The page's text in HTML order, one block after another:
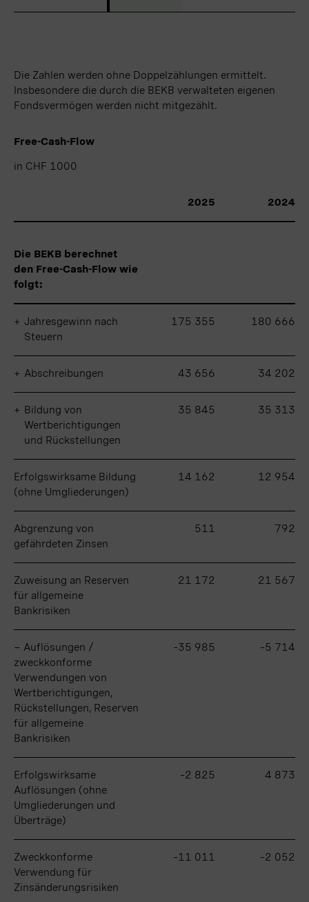
Die Zahlen werden ohne Doppelzählungen ermittelt.
Insbesondere die durch die BEKB verwalteten eigenen
Fondsvermögen werden nicht mitgezählt.
Free-Cash-Flow
in CHF 1000
2025 2024
Die BEKB berechnet
den Free-Cash-Flow wie
folgt:
+ Jahresgewinn nach
Steuern
175 355 180 666
+ Abschreibungen 43 656 34 202
+ Bildung von
Wertberichtigungen
und Rückstellungen
35 845 35 313
Erfolgswirksame Bildung
(ohne Umgliederungen)
14 162 12 954
Abgrenzung von
gefährdeten Zinsen
511 792
Zuweisung an Reserven
für allgemeine
Bankrisiken
21 172 21 567
− Auflösungen /
zweckkonforme
Verwendungen von
Wertberichtigungen,
Rückstellungen, Reserven
für allgemeine
Bankrisiken
–35 985 –5 714
Erfolgswirksame
Auflösungen (ohne
Umgliederungen und
Überträge)
–2 825 4 873
Zweckkonforme
Verwendung für
Zinsänderungsrisiken
–11 011 –2 052
in CHF 1000
Die BEKB berechnet
den Free-Cash-Flow wie
folgt:
+ Jahresgewinn nach
Steuern
+ Abschreibungen
+ Bildung von
Wertberichtigungen
und Rückstellungen
Erfolgswirksame Bildung
(ohne Umgliederungen)
Abgrenzung von
gefährdeten Zinsen
Zuweisung an Reserven
für allgemeine
Bankrisiken
− Auflösungen /
zweckkonforme
Verwendungen von
Wertberichtigungen,
Rückstellungen, Reserven
für allgemeine
Bankrisiken
Erfolgswirksame
Auflösungen (ohne
Umgliederungen und
Überträge)
Zweckkonforme
Verwendung für
Zinsänderungsrisiken